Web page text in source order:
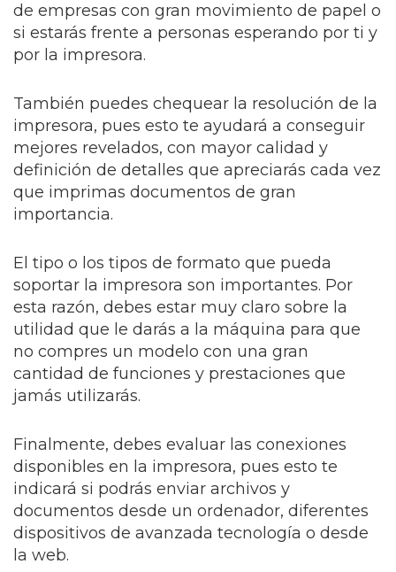
de empresas con gran movimiento de papel o
si estarás frente a personas esperando por ti y
por la impresora.
También puedes chequear la resolución de la
impresora, pues esto te ayudará a conseguir
mejores revelados, con mayor calidad y
definición de detalles que apreciarás cada vez
que imprimas documentos de gran
importancia.
El tipo o los tipos de formato que pueda
soportar la impresora son importantes. Por
esta razón, debes estar muy claro sobre la
utilidad que le darás a la máquina para que
no compres un modelo con una gran
cantidad de funciones y prestaciones que
jamás utilizarás.
Finalmente, debes evaluar las conexiones
disponibles en la impresora, pues esto te
indicará si podrás enviar archivos y
documentos desde un ordenador, diferentes
dispositivos de avanzada tecnología o desde
la web.